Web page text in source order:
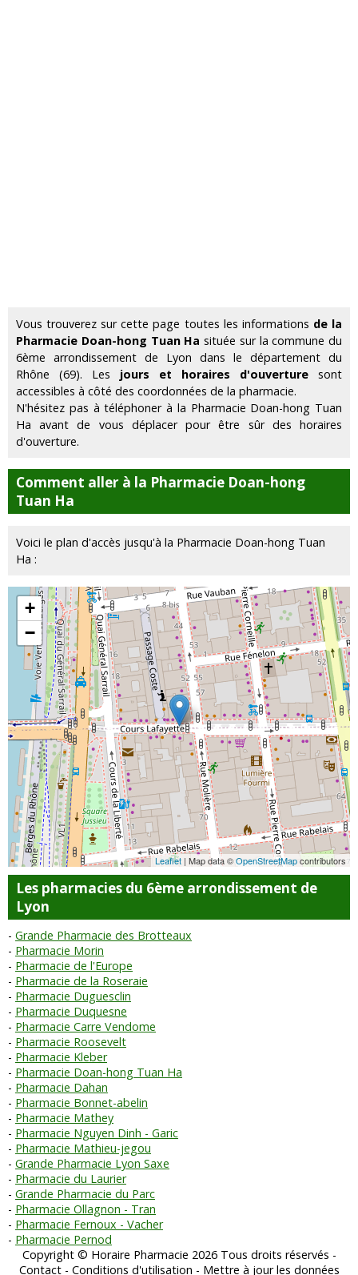
Vous trouverez sur cette page toutes les informations de la
Pharmacie Doan-hong Tuan Ha située sur la commune du
6ème arrondissement de Lyon dans le département du
Rhône (69). Les jours et horaires d'ouverture sont
accessibles à côté des coordonnées de la pharmacie.
N'hésitez pas à téléphoner à la Pharmacie Doan-hong Tuan
Ha avant de vous déplacer pour être sûr des horaires
d'ouverture.
Comment aller à la Pharmacie Doan-hong
Tuan Ha
Voici le plan d'accès jusqu'à la Pharmacie Doan-hong Tuan
Ha :
+
−
Leaflet | Map data ©OpenStreetMapcontributors
Les pharmacies du 6ème arrondissement de
Lyon
Grande Pharmacie des Brotteaux
Pharmacie Morin
Pharmacie de l'Europe
Pharmacie de la Roseraie
Pharmacie Duguesclin
Pharmacie Duquesne
Pharmacie Carre Vendome
Pharmacie Roosevelt
Pharmacie Kleber
Pharmacie Doan-hong Tuan Ha
Pharmacie Dahan
Pharmacie Bonnet-abelin
Pharmacie Mathey
Pharmacie Nguyen Dinh - Garic
Pharmacie Mathieu-jegou
Grande Pharmacie Lyon Saxe
Pharmacie du Laurier
Grande Pharmacie du Parc
Pharmacie Ollagnon - Tran
Pharmacie Fernoux - Vacher
Pharmacie Pernod
Copyright © Horaire Pharmacie 2026 Tous droits réservés -
Contact- Conditions d'utilisation - Mettre à jour les données